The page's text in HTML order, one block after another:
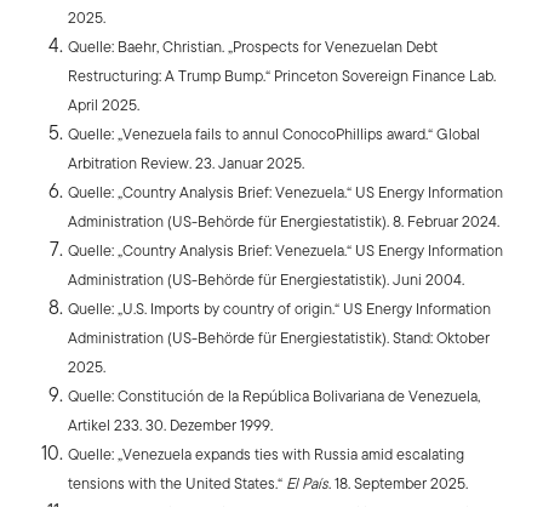
2025.
Quelle: Baehr, Christian. „Prospects for Venezuelan Debt
Restructuring: A Trump Bump.“ Princeton Sovereign Finance Lab.
April 2025.
Quelle: „Venezuela fails to annul ConocoPhillips award.“ Global
Arbitration Review. 23. Januar 2025.
Quelle: „Country Analysis Brief: Venezuela.“ US Energy Information
Administration (US-Behörde für Energiestatistik). 8. Februar 2024.
Quelle: „Country Analysis Brief: Venezuela.“ US Energy Information
Administration (US-Behörde für Energiestatistik). Juni 2004.
Quelle: „U.S. Imports by country of origin.“ US Energy Information
Administration (US-Behörde für Energiestatistik). Stand: Oktober
2025.
Quelle: Constitución de la República Bolivariana de Venezuela,
Artikel 233. 30. Dezember 1999.
Quelle: „Venezuela expands ties with Russia amid escalating
tensions with the United States.“ El País. 18. September 2025.